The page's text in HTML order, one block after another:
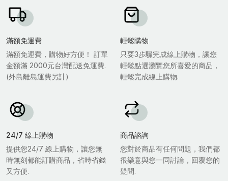
滿額免運費
滿額免運費，購物好方便！ 訂單
金額滿 2000元台灣配送免運費.
(外島離島運費另計)
輕鬆購物
只要3步驟完成線上購物，讓您
輕鬆點選瀏覽您所喜愛的商品，
輕鬆完成線上購物.
24/7 線上購物
提供您24/7 線上購物，讓您無
時無刻都能訂購商品，省時省錢
又方便.
商品諮詢
您對於商品有任何問題，我們都
很樂意與您一同討論，回覆您的
疑問.